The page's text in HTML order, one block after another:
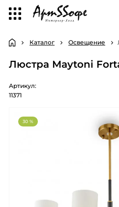
Каталог Освещение
Люстра Maytoni
Артикул:
11371
30 %